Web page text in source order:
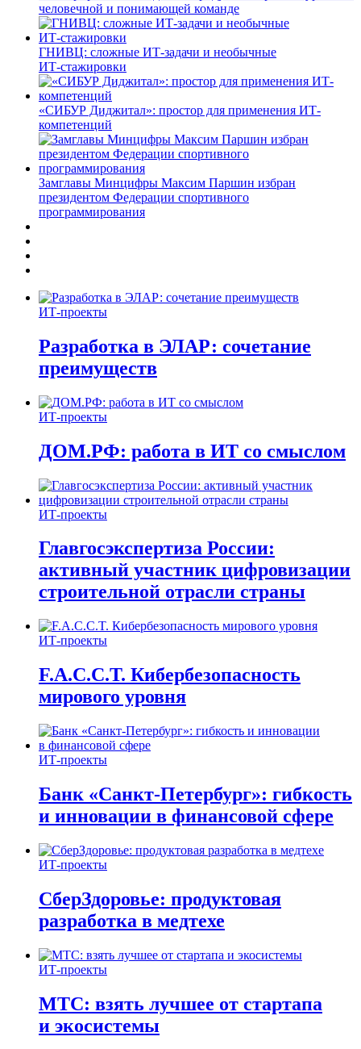
человечной и понимающей команде
ГНИВЦ: сложные ИТ‑задачи и необычные
ИТ‑стажировки
«СИБУР Диджитал»: простор для применения ИТ-
компетенций
Замглавы Минцифры Максим Паршин избран
президентом Федерации спортивного
программирования
ИТ-проекты
Разработка в ЭЛАР: сочетание
преимуществ
ИТ-проекты
ДОМ.РФ: работа в ИТ со смыслом
ИТ-проекты
Главгосэкспертиза России:
активный участник цифровизации
строительной отрасли страны
ИТ-проекты
F.A.C.C.T. Кибербезопасность
мирового уровня
ИТ-проекты
Банк «Санкт-Петербург»: гибкость
и инновации в финансовой сфере
ИТ-проекты
СберЗдоровье: продуктовая
разработка в медтехе
ИТ-проекты
МТС: взять лучшее от стартапа
и экосистемы